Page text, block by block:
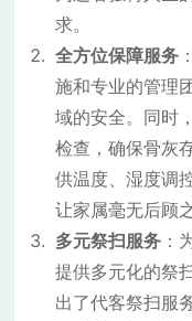
求。
全方位保障服务
施和专业的管理
域的安全。同时
检查，确保骨灰
供温度、湿度调
让家属毫无后顾之
多元祭扫服务 ：
提供多元化的祭
出了代客祭扫服